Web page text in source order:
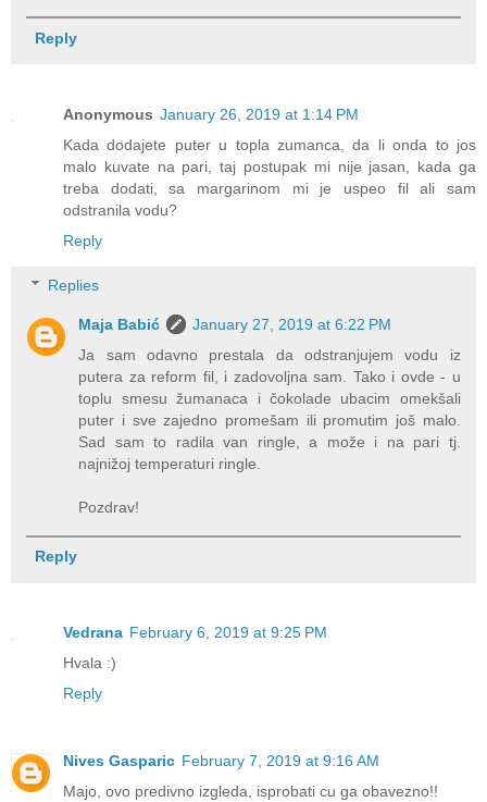
Reply
Anonymous January 26, 2019 at 1:14 PM
Kada dodajete puter u topla zumanca, da li onda to jos
malo kuvate na pari, taj postupak mi nije jasan, kada ga
treba dodati, sa margarinom mi je uspeo fil ali sam
odstranila vodu?
Reply
Replies
Maja Babić
January 27, 2019 at 6:22 PM
Ja sam odavno prestala da odstranjujem vodu iz
putera za reform fil, i zadovoljna sam. Tako i ovde - u
toplu smesu žumanaca i čokolade ubacim omekšali
puter i sve zajedno promešam ili promutim još malo.
Sad sam to radila van ringle, a može i na pari tj.
najnižoj temperaturi ringle.
Pozdrav!
Reply
Vedrana February 6, 2019 at 9:25 PM
Hvala :)
Reply
Nives Gasparic February 7, 2019 at 9:16 AM
Majo, ovo predivno izgleda, isprobati cu ga obavezno!!